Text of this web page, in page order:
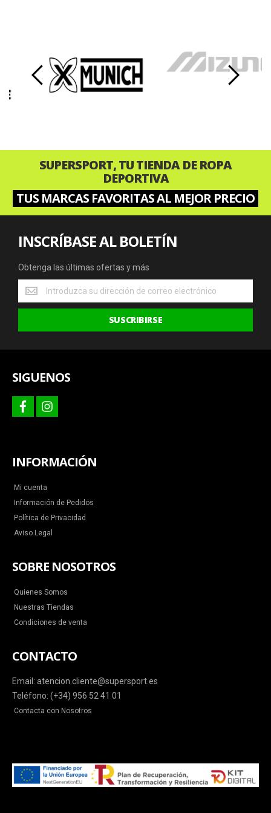
‹ ›
SUPERSPORT, TU TIENDA DE ROPA
DEPORTIVA
TUS MARCAS FAVORITAS AL MEJOR PRECIO
INSCRÍBASE AL BOLETÍN
Obtenga las últimas ofertas y más
Obtenga
las
últimas
y
SUSCRIBIRSE
SIGUENOS
facebookinstagram
INFORMACIÓN
Mi cuenta
Información de Pedidos
Política de Privacidad
Aviso Legal
SOBRE NOSOTROS
Quienes Somos
Nuestras Tiendas
Condiciones de venta
CONTACTO
Email: atencion.cliente@supersport.es
Teléfono: (+34) 956 52 41 01
Contacta con Nosotros